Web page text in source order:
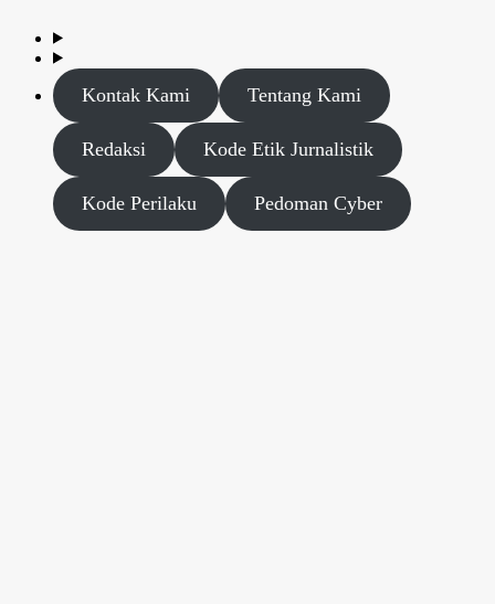
Kontak Kami Tentang Kami
Redaksi Kode Etik Jurnalistik
Kode Perilaku Pedoman Cyber